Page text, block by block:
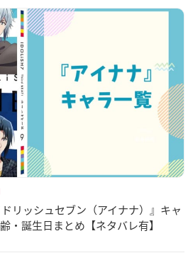
ドリッシュセブン（アイナナ）』キャ
・誕生日まとめ【ネタバレ有】